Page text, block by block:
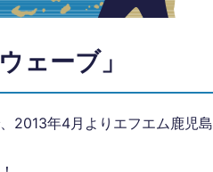
ェーブ」
2013年4月よりエフエム鹿児島